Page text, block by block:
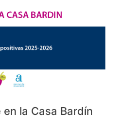
la Casa Bardín